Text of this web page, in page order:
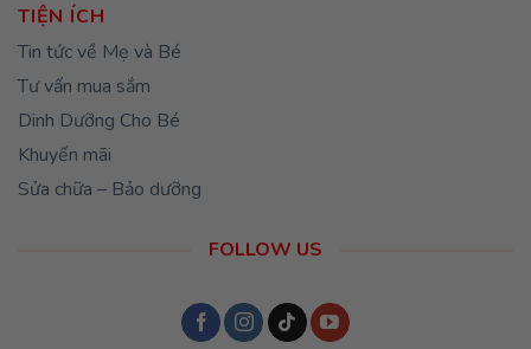
TIỆN ÍCH
Tin tức về Mẹ và Bé
Tư vấn mua sắm
Dinh Dưỡng Cho Bé
Khuyến mãi
Sửa chữa – Bảo dưỡng
FOLLOW US